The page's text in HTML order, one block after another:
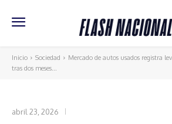
Inicio Sociedad
Mercado de autos usados registra
tras dos meses...
abril 23, 2026